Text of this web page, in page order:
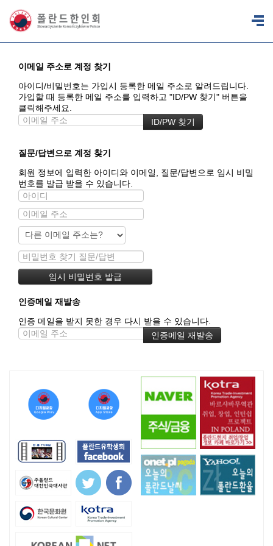
이메일 주소로 계정 찾기
아이디/비밀번호는 가입시 등록한 메일 주소로 알려드립니다.
가입할 때 등록한 메일 주소를 입력하고 "ID/PW 찾기" 버튼을
클릭해주세요.
질문/답변으로 계정 찾기
회원 정보에 입력한 아이디와 이메일, 질문/답변으로 임시 비밀
번호를 발급 받을 수 있습니다.
인증메일 재발송
인증 메일을 받지 못한 경우 다시 받을 수 있습니다.